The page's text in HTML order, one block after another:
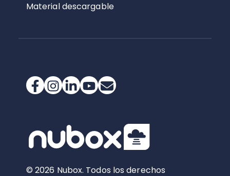
Material descargable
© 2026 Nubox. Todos los derechos